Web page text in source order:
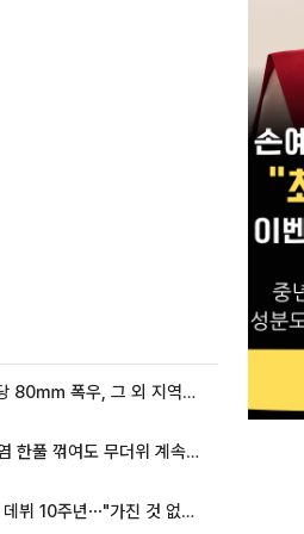
동해안은 시간당 80㎜ 폭우, 그 외 지역은 폭염…‘극과 극 날씨’
[내일 날씨] 폭염 한풀 꺾여도 무더위 계속⋯동해안 이틀 연속 비
임영웅, 어느덧 데뷔 10주년⋯"가진 것 없던 시절, 내 앞엔 20명의 팬뿐"